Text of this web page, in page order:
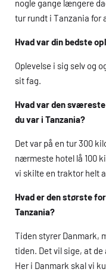
nogle gange længere
tur rundt i Tanzania for
Hvad var din bedste
Oplevelse i sig selv og
sit fag.
Hvad var den
du var i Tanzania?
Det var på en tur 300
nærmeste hotel lå 100
vi skilte en traktor helt
Hvad er den største
Tanzania?
Tiden styrer Danmark,
tiden. Det vil sige, at
Her i Danmark skal vi